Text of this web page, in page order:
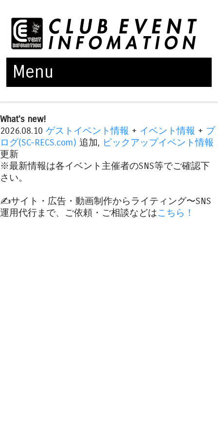
Menu
What's new!
2026.08.10 ゲストイベント情報 + イベント情報 + ブ
ログ(SC-RECS.com) 追加, ピックアップイベント情報
更新
※最新情報は各イベント主催者のSNS等でご確認下
さい。
✍️サイト・広告・動画制作からライティング〜SNS
運用代行まで、ご依頼・ご相談などはこちら！